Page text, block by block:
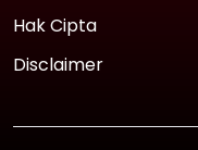
Hak Cipta
Disclaimer